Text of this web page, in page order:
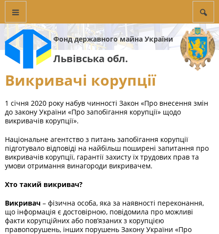
Фонд державного майна України
Львівська обл.
Викривачі корупції
1 січня 2020 року набув чинності Закон «Про внесення змін
до закону України «Про запобігання корупції» щодо
викривачів корупції».
Національне агентство з питань запобігання корупції
підготувало відповіді на найбільш поширені запитання про
викривачів корупції, гарантії захисту їх трудових прав та
умови отримання винагороди викривачем.
Хто такий викривач?
Викривач – фізична особа, яка за наявності переконання,
що інформація є достовірною, повідомила про можливі
факти корупційних або пов’язаних з корупцією
правопорушень, інших порушень Закону України «Про